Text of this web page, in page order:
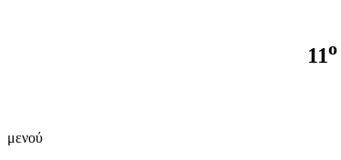
11ο
μενού